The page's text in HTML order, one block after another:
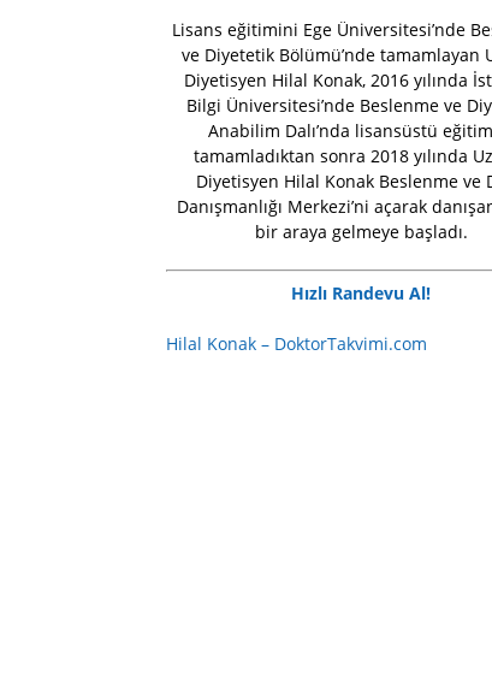
Lisans eğitimini Ege Üniversitesi’nde
ve Diyetetik Bölümü’nde tamamlayan
Diyetisyen Hilal Konak, 2016 yılında
Bilgi Üniversitesi’nde Beslenme ve
Anabilim Dalı’nda lisansüstü
tamamladıktan sonra 2018 yılında
Diyetisyen Hilal Konak Beslenme ve
Danışmanlığı Merkezi’ni açarak
bir araya gelmeye başladı.
Hızlı Randevu Al!
Hilal Konak – DoktorTakvimi.com